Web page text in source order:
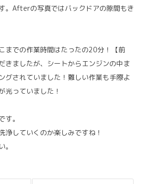
。Afterの写真ではバックドアの隙間もき
までの作業時間はたったの20分！【前
きましたが、シートからエンジンの中ま
グされていました！難しい作業も手際よ
光っていました！
す。
浄していくのか楽しみですね！